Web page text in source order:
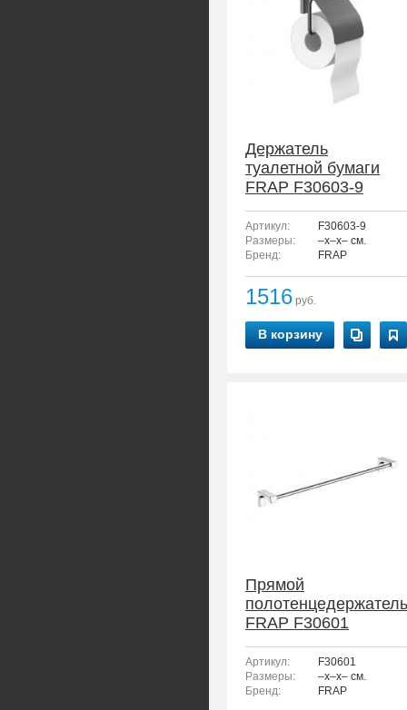
Держатель
туалетной бумаги
FRAP F30603-9
Артикул:
F30603-9
Размеры:
–x–x– см.
Бренд:
FRAP
1516 руб.
В корзину
Прямой
полотенцедержатель
FRAP F30601
Артикул:
F30601
Размеры:
–x–x– см.
Бренд:
FRAP